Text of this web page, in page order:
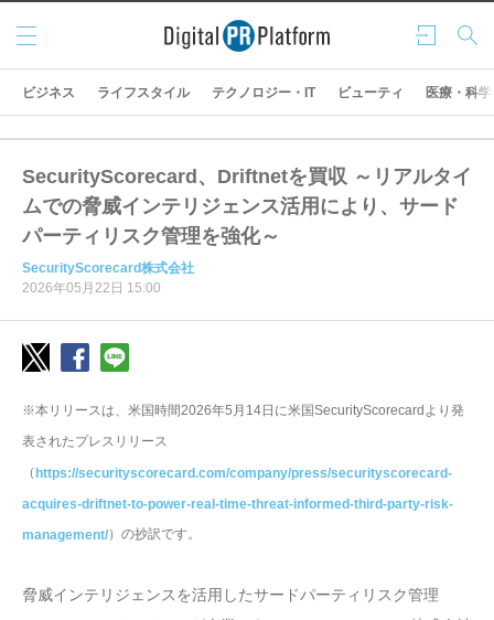
ログ
イン
検索
メニ
ュー
ビジネス ライフスタイル テクノロジー・IT ビューティ 医療・科学
SecurityScorecard、Driftnetを買収 ～リアルタイ
ムでの脅威インテリジェンス活用により、サード
パーティリスク管理を強化～
SecurityScorecard株式会社
2026年05月22日 15:00
※本リリースは、米国時間2026年5月14日に米国SecurityScorecardより発
表されたプレスリリース
（https://securityscorecard.com/company/press/securityscorecard-
acquires-driftnet-to-power-real-time-threat-informed-third-party-risk-
management/）の抄訳です。
脅威インテリジェンスを活用したサードパーティリスク管理